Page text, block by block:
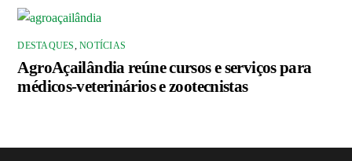
DESTAQUES ,NOTÍCIAS
AgroAçailândia reúne cursos e serviços para
médicos-veterinários e zootecnistas